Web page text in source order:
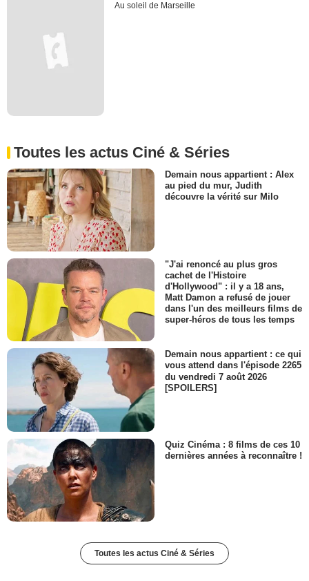
Au soleil de Marseille
Toutes les actus Ciné & Séries
Demain nous appartient : Alex
au pied du mur, Judith
découvre la vérité sur Milo
"J'ai renoncé au plus gros
cachet de l'Histoire
d'Hollywood" : il y a 18 ans,
Matt Damon a refusé de jouer
dans l'un des meilleurs films de
super-héros de tous les temps
Demain nous appartient : ce qui
vous attend dans l'épisode 2265
du vendredi 7 août 2026
[SPOILERS]
Quiz Cinéma : 8 films de ces 10
dernières années à reconnaître !
Toutes les actus Ciné & Séries